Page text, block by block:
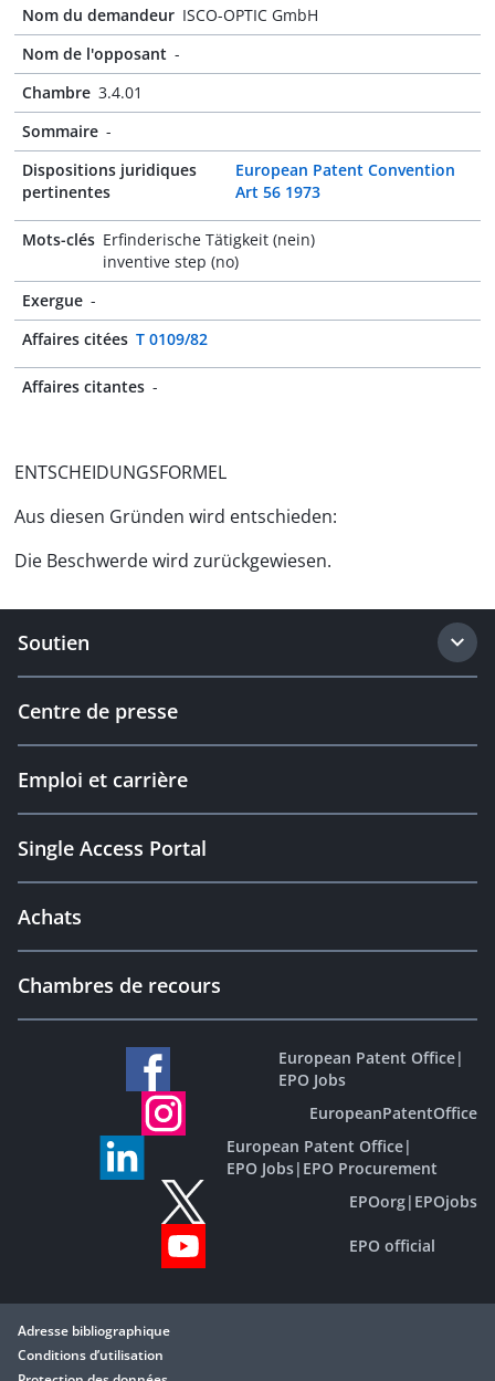
Nom du demandeur ISCO-OPTIC GmbH
Nom de l'opposant -
Chambre 3.4.01
Sommaire -
Dispositions juridiques
pertinentes
European Patent Convention
Art 56 1973
Mots-clés Erfinderische Tätigkeit (nein)
inventive step (no)
Exergue -
Affaires citées T 0109/82
Affaires citantes -
ENTSCHEIDUNGSFORMEL
Aus diesen Gründen wird entschieden:
Die Beschwerde wird zurückgewiesen.
Soutien
Centre de presse
Emploi et carrière
Single Access Portal
Achats
Chambres de recours
European Patent Office|
EPO Jobs
EuropeanPatentOffice
European Patent Office|
EPO Jobs| EPO Procurement
EPOorg| EPOjobs
EPO official
Adresse bibliographique
Conditions d’utilisation